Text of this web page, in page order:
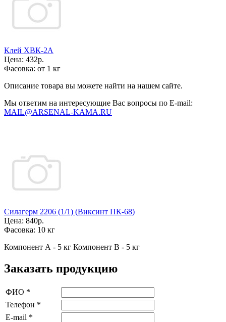
Клей ХВК-2А
Цена: 432р.
Фасовка: от 1 кг
Описание товара вы можете найти на нашем сайте.
Мы ответим на интересующие Вас вопросы по E-mail:
MAIL@ARSENAL-KAMA.RU
Силагерм 2206 (1/1) (Виксинт ПК-68)
Цена: 840р.
Фасовка: 10 кг
Компонент А - 5 кг Компонент В - 5 кг
Заказать продукцию
ФИО *
Телефон *
E-mail *